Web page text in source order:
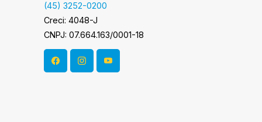
(45) 3252-0200
Creci: 4048-J
CNPJ: 07.664.163/0001-18